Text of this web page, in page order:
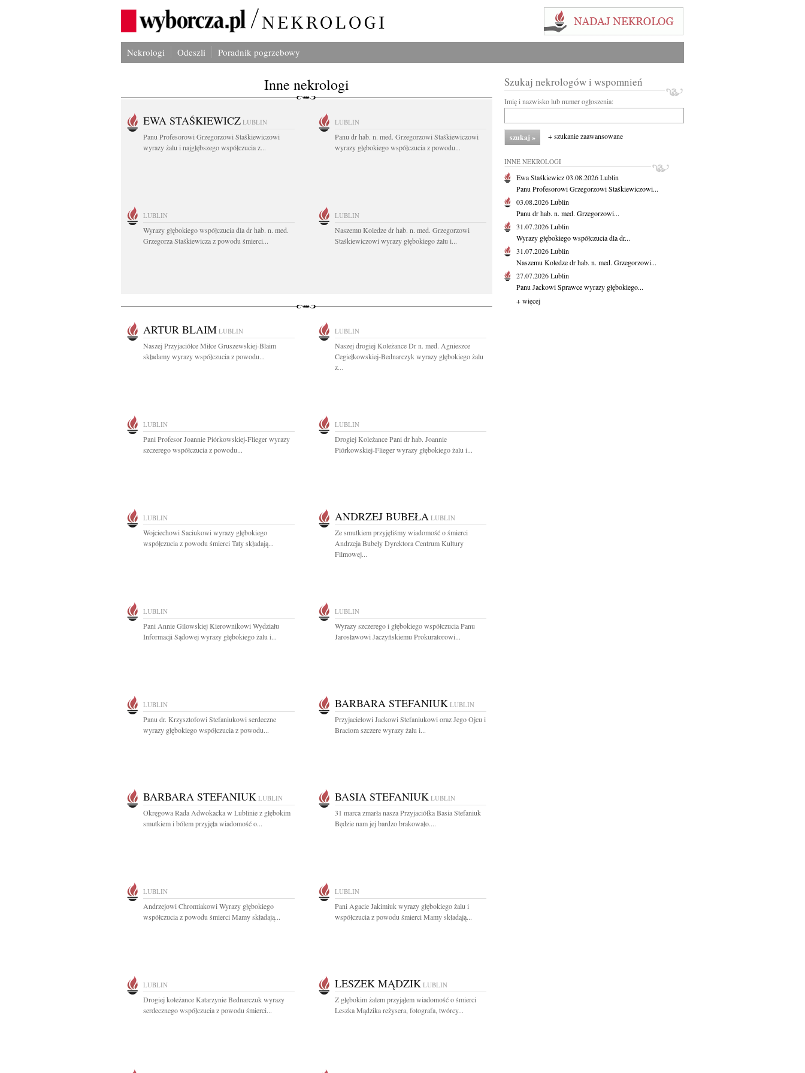
Nekrologi Odeszli Poradnik pogrzebowy
Inne nekrologi
EWA STAŚKIEWICZ LUBLIN
Panu Profesorowi Grzegorzowi Staśkiewiczowi
wyrazy żalu i najgłębszego współczucia z...
LUBLIN
Panu dr hab. n. med. Grzegorzowi Staśkiewiczowi
wyrazy głębokiego współczucia z powodu...
LUBLIN
Wyrazy głębokiego współczucia dla dr hab. n. med.
Grzegorza Staśkiewicza z powodu śmierci...
LUBLIN
Naszemu Koledze dr hab. n. med. Grzegorzowi
Staśkiewiczowi wyrazy głębokiego żalu i...
ARTUR BLAIM LUBLIN
Naszej Przyjaciółce Miłce Gruszewskiej-Blaim
składamy wyrazy współczucia z powodu...
LUBLIN
Naszej drogiej Koleżance Dr n. med. Agnieszce
Cegiełkowskiej-Bednarczyk wyrazy głębokiego żalu
z...
LUBLIN
Pani Profesor Joannie Piórkowskiej-Flieger wyrazy
szczerego współczucia z powodu...
LUBLIN
Drogiej Koleżance Pani dr hab. Joannie
Piórkowskiej-Flieger wyrazy głębokiego żalu i...
LUBLIN
Wojciechowi Saciukowi wyrazy głębokiego
współczucia z powodu śmierci Taty składają...
ANDRZEJ BUBEŁA LUBLIN
Ze smutkiem przyjęliśmy wiadomość o śmierci
Andrzeja Bubeły Dyrektora Centrum Kultury
Filmowej...
LUBLIN
Pani Annie Gilowskiej Kierownikowi Wydziału
Informacji Sądowej wyrazy głębokiego żalu i...
LUBLIN
Wyrazy szczerego i głębokiego współczucia Panu
Jarosławowi Jaczyńskiemu Prokuratorowi...
LUBLIN
Panu dr. Krzysztofowi Stefaniukowi serdeczne
wyrazy głębokiego współczucia z powodu...
BARBARA STEFANIUK LUBLIN
Przyjacielowi Jackowi Stefaniukowi oraz Jego Ojcu i
Braciom szczere wyrazy żalu i...
BARBARA STEFANIUK LUBLIN
Okręgowa Rada Adwokacka w Lublinie z głębokim
smutkiem i bólem przyjęła wiadomość o...
BASIA STEFANIUK LUBLIN
31 marca zmarła nasza Przyjaciółka Basia Stefaniuk
Będzie nam jej bardzo brakowało....
LUBLIN
Andrzejowi Chromiakowi Wyrazy głębokiego
współczucia z powodu śmierci Mamy składają...
LUBLIN
Pani Agacie Jakimiuk wyrazy głębokiego żalu i
współczucia z powodu śmierci Mamy składają...
LUBLIN
Drogiej koleżance Katarzynie Bednarczuk wyrazy
serdecznego współczucia z powodu śmierci...
LESZEK MĄDZIK LUBLIN
Z głębokim żalem przyjąłem wiadomość o śmierci
Leszka Mądzika reżysera, fotografa, twórcy...
Szukaj nekrologów i wspomnień
Imię i nazwisko lub numer ogłoszenia:
+ szukanie zaawansowane
INNE NEKROLOGI
Ewa Staśkiewicz03.08.2026Lublin
Panu Profesorowi Grzegorzowi Staśkiewiczowi...
03.08.2026Lublin
Panu dr hab. n. med. Grzegorzowi...
31.07.2026Lublin
Wyrazy głębokiego współczucia dla dr...
31.07.2026Lublin
Naszemu Koledze dr hab. n. med. Grzegorzowi...
27.07.2026Lublin
Panu Jackowi Sprawce wyrazy głębokiego...
+ więcej